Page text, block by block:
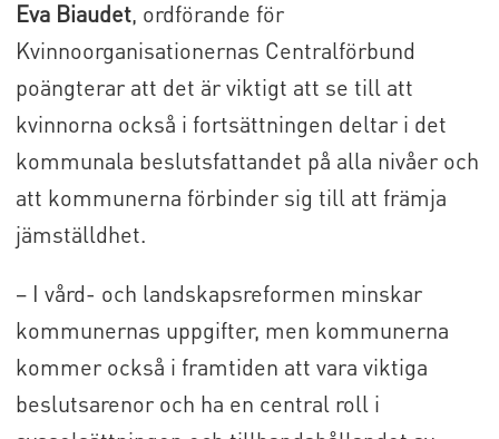
Eva Biaudet, ordförande för
Kvinnoorganisationernas Centralförbund
poängterar att det är viktigt att se till att
kvinnorna också i fortsättningen deltar i det
kommunala beslutsfattandet på alla nivåer och
att kommunerna förbinder sig till att främja
jämställdhet.
– I vård- och landskapsreformen minskar
kommunernas uppgifter, men kommunerna
kommer också i framtiden att vara viktiga
beslutsarenor och ha en central roll i